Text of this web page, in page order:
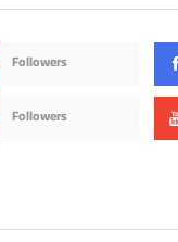
Followers
Followers